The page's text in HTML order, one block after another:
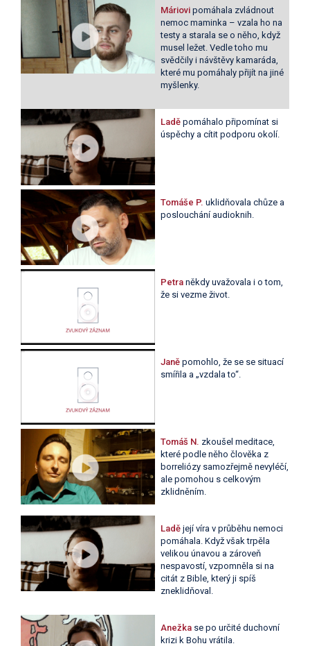
Máriovi pomáhala zvládnout
nemoc maminka – vzala ho na
testy a starala se o něho, když
musel ležet. Vedle toho mu
svědčily i návštěvy kamaráda,
které mu pomáhaly přijít na jiné
myšlenky.
Ladě pomáhalo připomínat si
úspěchy a cítit podporu okolí.
Tomáše P. uklidňovala chůze a
poslouchání audioknih.
Petra někdy uvažovala i o tom,
že si vezme život.
Janě pomohlo, že se se situací
smířila a „vzdala to“.
Tomáš N. zkoušel meditace,
které podle něho člověka z
borreliózy samozřejmě nevyléčí,
ale pomohou s celkovým
zklidněním.
Ladě její víra v průběhu nemoci
pomáhala. Když však trpěla
velikou únavou a zároveň
nespavostí, vzpomněla si na
citát z Bible, který ji spíš
zneklidňoval.
Anežkase po určité duchovní
krizi k Bohu vrátila.